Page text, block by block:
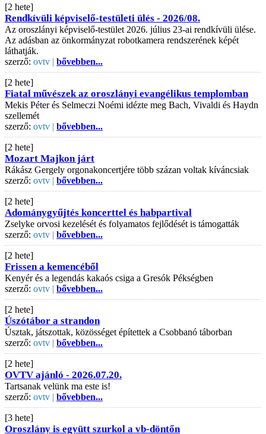
[2 hete]
Rendkívüli képviselő-testületi ülés - 2026/08.
Az oroszlányi képviselő-testület 2026. július 23-ai rendkívüli ülése.
Az adásban az önkormányzat robotkamera rendszerének képét
láthatják.
szerző: ovtv | bővebben...
[2 hete]
Fiatal művészek az oroszlányi evangélikus templomban
Mekis Péter és Selmeczi Noémi idézte meg Bach, Vivaldi és Haydn
szellemét
szerző: ovtv | bővebben...
[2 hete]
Mozart Majkon járt
Rákász Gergely orgonakoncertjére több százan voltak kíváncsiak
szerző: ovtv | bővebben...
[2 hete]
Adománygyűjtés koncerttel és habpartival
Zselyke orvosi kezelését és folyamatos fejlődését is támogatták
szerző: ovtv | bővebben...
[2 hete]
Frissen a kemencéből
Kenyér és a legendás kakaós csiga a Gresók Pékségben
szerző: ovtv | bővebben...
[2 hete]
Úszótábor a strandon
Úsztak, játszottak, közösséget építettek a Csobbanó táborban
szerző: ovtv | bővebben...
[2 hete]
OVTV ajánló - 2026.07.20.
Tartsanak velünk ma este is!
szerző: ovtv | bővebben...
[3 hete]
Oroszlány is együtt szurkol a vb-döntőn